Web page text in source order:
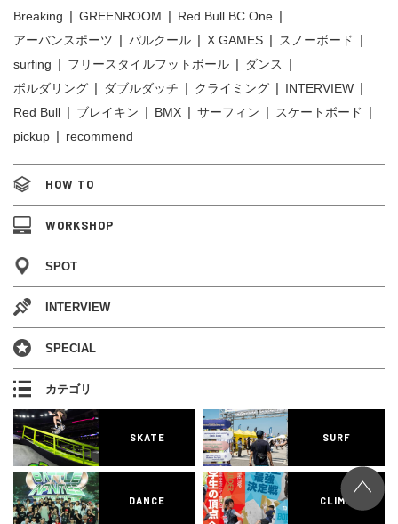
Breaking
GREENROOM
Red Bull BC One
アーバンスポーツ
パルクール X GAMES
スノーボード
surfing
フリースタイルフットボール
ダンス
ボルダリング
ダブルダッチ クライミング
INTERVIEW
Red Bull
ブレイキン BMX サーフィン
スケートボード
pickup
recommend
HOW TO
WORKSHOP
SPOT
INTERVIEW
SPECIAL
カテゴリ
SKATE SURF
DANCE CLIMB